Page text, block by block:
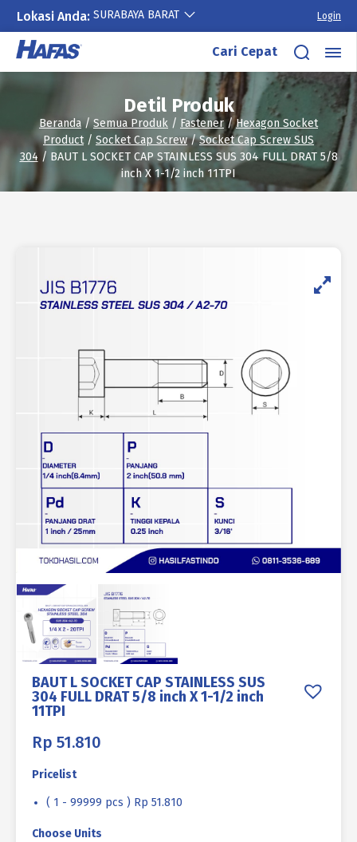
Lokasi Anda: SURABAYA BARAT Login
Lewati
konten
Cari Cepat
Detil Produk
Beranda/Semua Produk / Fastener/Hexagon Socket
Product/ Socket Cap Screw/Socket Cap Screw SUS
304 / BAUT L SOCKET CAP STAINLESS SUS 304 FULL DRAT 5/8
inch X 1-1/2 inch 11TPI
BAUT L SOCKET CAP STAINLESS SUS
304 FULL DRAT 5/8 inch X 1-1/2 inch
11TPI
Rp 51.810
Pricelist
( 1 - 99999 pcs ) Rp 51.810
Choose Units